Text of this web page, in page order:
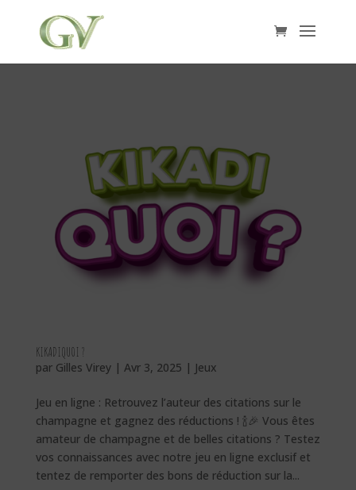
KIKADIQUOI ?
par Gilles Virey| Avr 3, 2025 | Jeux
Jeu en ligne : Retrouvez l’auteur des citations sur le
champagne et gagnez des réductions ! 🍾🎉 Vous êtes
amateur de champagne et de belles citations ? Testez
vos connaissances avec notre jeu en ligne exclusif et
tentez de remporter des bons de réduction sur la...